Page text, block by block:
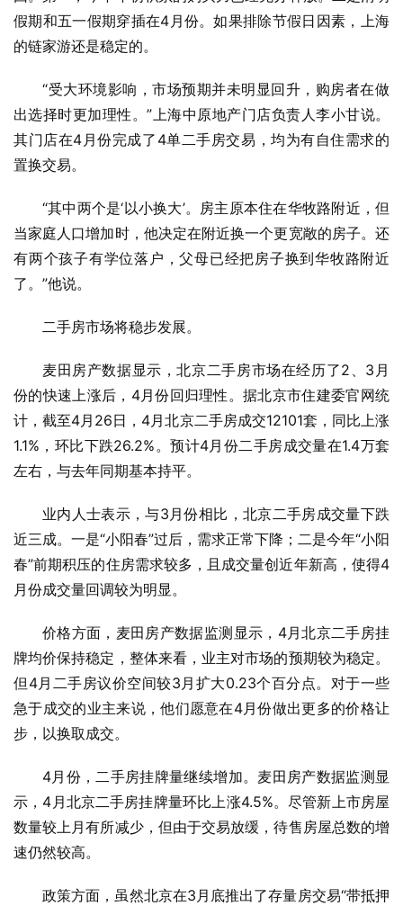
假期和五一假期穿插在4月份。如果排除节假日因素，上海
的链家游还是稳定的。
“受大环境影响，市场预期并未明显回升，购房者在做
出选择时更加理性。”上海中原地产门店负责人李小甘说。
其门店在4月份完成了4单二手房交易，均为有自住需求的
置换交易。
“其中两个是‘以小换大’。房主原本住在华牧路附近，但
当家庭人口增加时，他决定在附近换一个更宽敞的房子。还
有两个孩子有学位落户，父母已经把房子换到华牧路附近
了。”他说。
二手房市场将稳步发展。
麦田房产数据显示，北京二手房市场在经历了2、3月
份的快速上涨后，4月份回归理性。据北京市住建委官网统
计，截至4月26日，4月北京二手房成交12101套，同比上涨
1.1%，环比下跌26.2%。预计4月份二手房成交量在1.4万套
左右，与去年同期基本持平。
业内人士表示，与3月份相比，北京二手房成交量下跌
近三成。一是“小阳春”过后，需求正常下降；二是今年“小阳
春”前期积压的住房需求较多，且成交量创近年新高，使得4
月份成交量回调较为明显。
价格方面，麦田房产数据监测显示，4月北京二手房挂
牌均价保持稳定，整体来看，业主对市场的预期较为稳定。
但4月二手房议价空间较3月扩大0.23个百分点。对于一些
急于成交的业主来说，他们愿意在4月份做出更多的价格让
步，以换取成交。
4月份，二手房挂牌量继续增加。麦田房产数据监测显
示，4月北京二手房挂牌量环比上涨4.5%。尽管新上市房屋
数量较上月有所减少，但由于交易放缓，待售房屋总数的增
速仍然较高。
政策方面，虽然北京在3月底推出了存量房交易“带抵押